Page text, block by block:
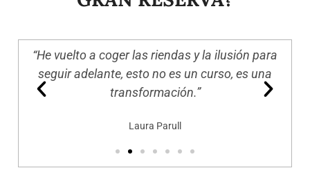
“He vuelto a coger las riendas y la ilusión para
seguir adelante, esto no es un curso, es una
transformación.”
Laura Parull